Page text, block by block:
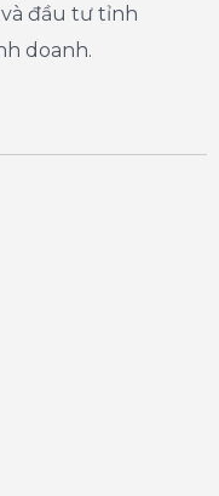
và đầu tư tỉnh
doanh.